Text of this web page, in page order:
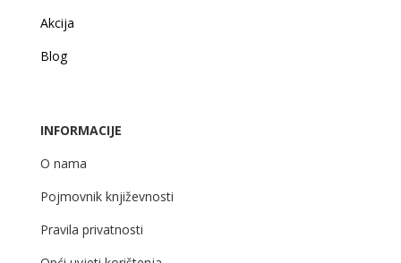
Akcija
Blog
INFORMACIJE
O nama
Pojmovnik književnosti
Pravila privatnosti